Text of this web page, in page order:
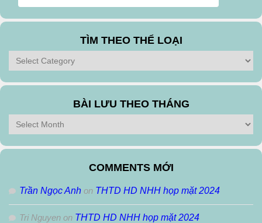
TÌM THEO THỂ LOẠI
Tìm
theo
Thể
BÀI LƯU THEO THÁNG
Bài
Lưu
Theo
COMMENTS MỚI
Trần Ngọc Anh on THTD HD NHH họp mặt 2024
Tri Nguyen on THTD HD NHH họp mặt 2024